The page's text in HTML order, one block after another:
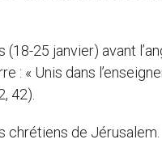
25 janvier) avant
: « Unis dans
42).
chrétiens de Jérusalem.